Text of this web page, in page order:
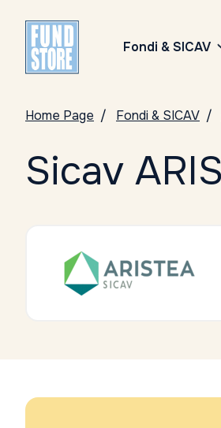
Fondi & SICAV
Home Page Fondi & SICAV
Sicav